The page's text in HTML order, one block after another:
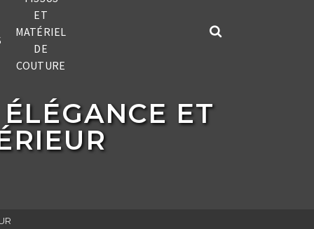
ET
MATÉRIEL
DE
COUTURE
ET